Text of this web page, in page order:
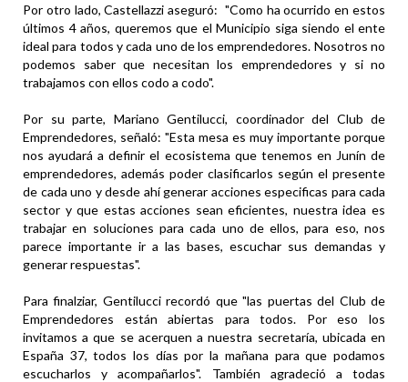
Por otro lado, Castellazzi aseguró: "Como ha ocurrido en estos
últimos 4 años, queremos que el Municipio siga siendo el ente
ideal para todos y cada uno de los emprendedores. Nosotros no
podemos saber que necesitan los emprendedores y si no
trabajamos con ellos codo a codo".
Por su parte, Mariano Gentilucci, coordinador del Club de
Emprendedores, señaló: "Esta mesa es muy importante porque
nos ayudará a definir el ecosistema que tenemos en Junín de
emprendedores, además poder clasificarlos según el presente
de cada uno y desde ahí generar acciones especificas para cada
sector y que estas acciones sean eficientes, nuestra idea es
trabajar en soluciones para cada uno de ellos, para eso, nos
parece importante ir a las bases, escuchar sus demandas y
generar respuestas".
Para finalziar, Gentilucci recordó que "las puertas del Club de
Emprendedores están abiertas para todos. Por eso los
invitamos a que se acerquen a nuestra secretaría, ubicada en
España 37, todos los días por la mañana para que podamos
escucharlos y acompañarlos". También agradeció a todas